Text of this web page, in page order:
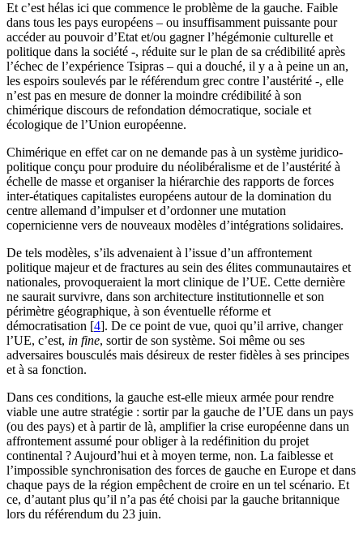
Et c’est hélas ici que commence le problème de la gauche. Faible
dans tous les pays européens – ou insuffisamment puissante pour
accéder au pouvoir d’Etat et/ou gagner l’hégémonie culturelle et
politique dans la société -, réduite sur le plan de sa crédibilité après
l’échec de l’expérience Tsipras – qui a douché, il y a à peine un an,
les espoirs soulevés par le référendum grec contre l’austérité -, elle
n’est pas en mesure de donner la moindre crédibilité à son
chimérique discours de refondation démocratique, sociale et
écologique de l’Union européenne.
Chimérique en effet car on ne demande pas à un système juridico-
politique conçu pour produire du néolibéralisme et de l’austérité à
échelle de masse et organiser la hiérarchie des rapports de forces
inter-étatiques capitalistes européens autour de la domination du
centre allemand d’impulser et d’ordonner une mutation
copernicienne vers de nouveaux modèles d’intégrations solidaires.
De tels modèles, s’ils advenaient à l’issue d’un affrontement
politique majeur et de fractures au sein des élites communautaires et
nationales, provoqueraient la mort clinique de l’UE. Cette dernière
ne saurait survivre, dans son architecture institutionnelle et son
périmètre géographique, à son éventuelle réforme et
démocratisation [4]. De ce point de vue, quoi qu’il arrive, changer
l’UE, c’est, in fine, sortir de son système. Soi même ou ses
adversaires bousculés mais désireux de rester fidèles à ses principes
et à sa fonction.
Dans ces conditions, la gauche est-elle mieux armée pour rendre
viable une autre stratégie : sortir par la gauche de l’UE dans un pays
(ou des pays) et à partir de là, amplifier la crise européenne dans un
affrontement assumé pour obliger à la redéfinition du projet
continental ? Aujourd’hui et à moyen terme, non. La faiblesse et
l’impossible synchronisation des forces de gauche en Europe et dans
chaque pays de la région empêchent de croire en un tel scénario. Et
ce, d’autant plus qu’il n’a pas été choisi par la gauche britannique
lors du référendum du 23 juin.